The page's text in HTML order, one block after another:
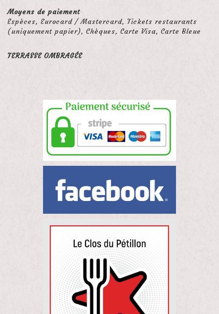
Moyens de paiement
Espèces, Eurocard / Mastercard, Tickets restaurants
(uniquement papier), Chèques, Carte Visa, Carte Bleue
TERRASSE OMBRAGÉE